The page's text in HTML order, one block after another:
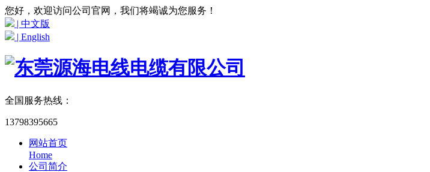
您好，欢迎访问公司官网，我们将竭诚为您服务！
| 中文版
| English
全国服务热线：
13798395665
网站首页
Home
公司简介